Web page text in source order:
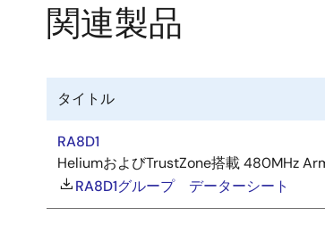
関連製品
タイトル
RA8D1
HeliumおよびTrustZone搭載 480MHz
RA8D1グループ データーシート